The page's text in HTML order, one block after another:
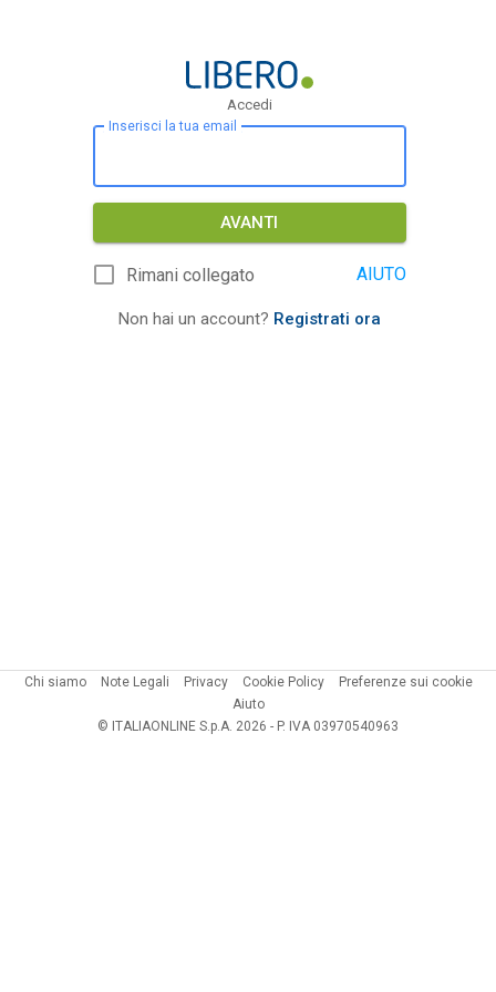
Accedi
Inserisci la tua email
AVANTI
Rimani collegato AIUTO
Non hai un account? Registrati ora
Chi siamo Note Legali Privacy Cookie Policy
Preferenze sui cookie
Aiuto
© ITALIAONLINE S.p.A. 2026 - P. IVA 03970540963